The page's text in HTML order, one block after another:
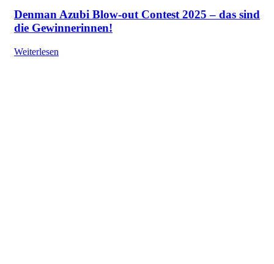
Denman Azubi Blow-out Contest 2025 – das sind
die Gewinnerinnen!
Weiterlesen